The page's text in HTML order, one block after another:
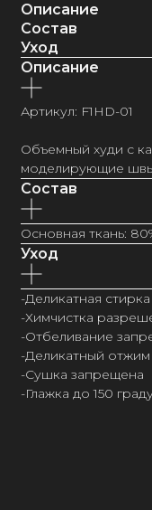
Описание
Состав
Уход
Описание
Артикул: F1HD-01
Объемный худи с
моделирующие
Состав
Основная ткань:
Уход
-Деликатная
-Химчистка
-Отбеливание
-Деликатный отжим
-Сушка запрещена
-Глажка до 150